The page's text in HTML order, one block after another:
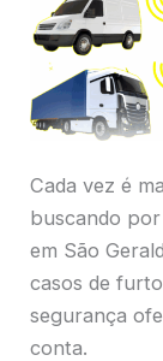
Cada vez é
buscando
em São
casos de
segurança
conta.